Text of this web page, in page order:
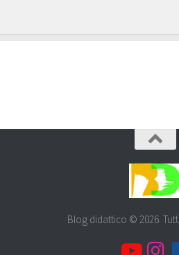
Blog didattico © 2026.